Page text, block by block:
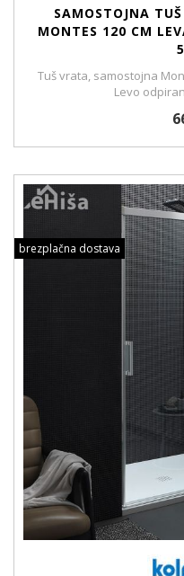
SAMOSTOJNA
MONTES 120 CM
Tuš vrata, samostojna
Levo
brezplačna dostava